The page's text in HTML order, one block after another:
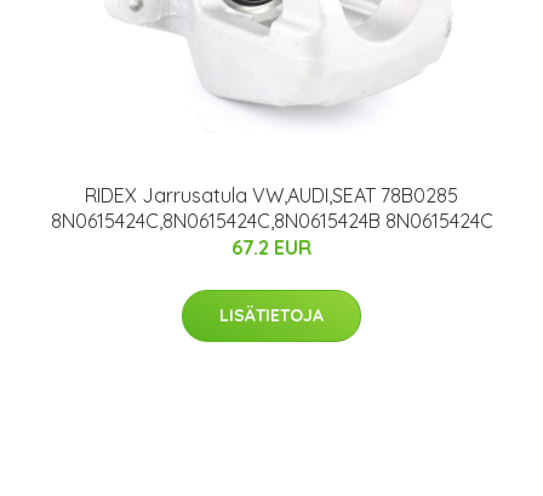
RIDEX Jarrusatula VW,AUDI,SEAT 78B0285
8N0615424C,8N0615424C,8N0615424B 8N0615424C
67.2 EUR
LISÄTIETOJA